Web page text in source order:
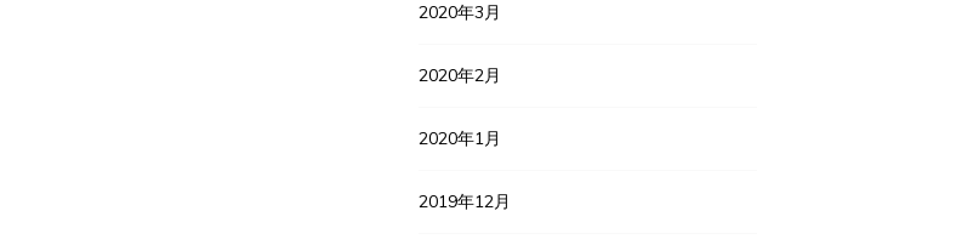
2020年3月
2020年2月
2020年1月
2019年12月